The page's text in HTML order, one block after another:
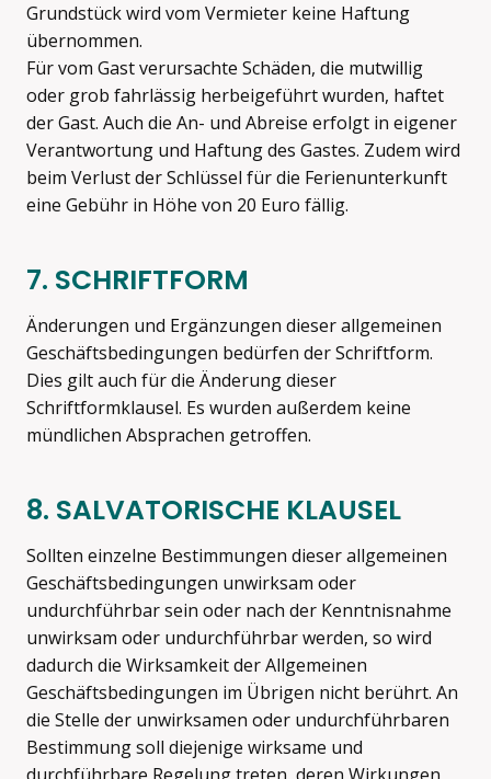
Grundstück wird vom Vermieter keine Haftung
übernommen.
Für vom Gast verursachte Schäden, die mutwillig
oder grob fahrlässig herbeigeführt wurden, haftet
der Gast. Auch die An- und Abreise erfolgt in eigener
Verantwortung und Haftung des Gastes. Zudem wird
beim Verlust der Schlüssel für die Ferienunterkunft
eine Gebühr in Höhe von 20 Euro fällig.
7. SCHRIFTFORM
Änderungen und Ergänzungen dieser allgemeinen
Geschäftsbedingungen bedürfen der Schriftform.
Dies gilt auch für die Änderung dieser
Schriftformklausel. Es wurden außerdem keine
mündlichen Absprachen getroffen.
8. SALVATORISCHE KLAUSEL
Sollten einzelne Bestimmungen dieser allgemeinen
Geschäftsbedingungen unwirksam oder
undurchführbar sein oder nach der Kenntnisnahme
unwirksam oder undurchführbar werden, so wird
dadurch die Wirksamkeit der Allgemeinen
Geschäftsbedingungen im Übrigen nicht berührt. An
die Stelle der unwirksamen oder undurchführbaren
Bestimmung soll diejenige wirksame und